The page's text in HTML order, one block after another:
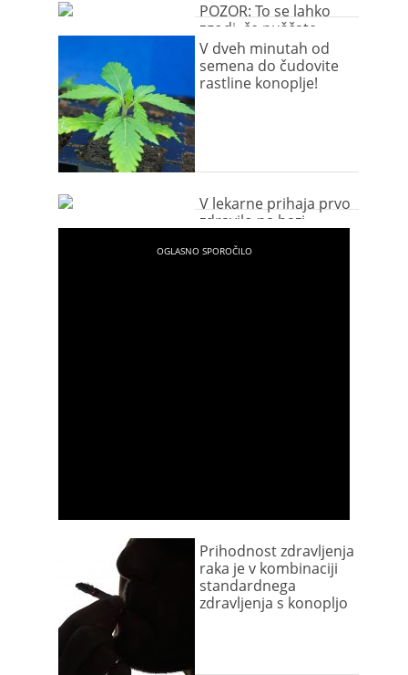
POZOR: To se lahko
zgodi, če puščate
marihuano na dosegu
psa
V dveh minutah od
semena do čudovite
rastline konoplje!
V lekarne prihaja prvo
zdravilo na bazi
Prihodnost zdravljenja
raka je v kombinaciji
standardnega
zdravljenja s konopljo